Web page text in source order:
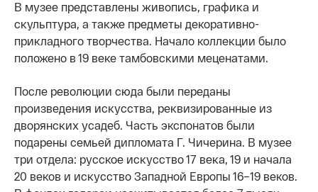
В музее представлены живопись, графика и
скульптура, а также предметы декоративно-
прикладного творчества. Начало коллекции было
положено в 19 веке тамбовскими меценатами.
После революции сюда были переданы
произведения искусства, реквизированные из
дворянских усадеб. Часть экспонатов были
подарены семьей дипломата Г. Чичерина. В музее
три отдела: русское искусство 17 века, 19 и начала
20 веков и искусство Западной Европы 16–19 веков.